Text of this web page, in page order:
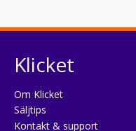
Klicket
Om Klicket
Säljtips
Kontakt & support